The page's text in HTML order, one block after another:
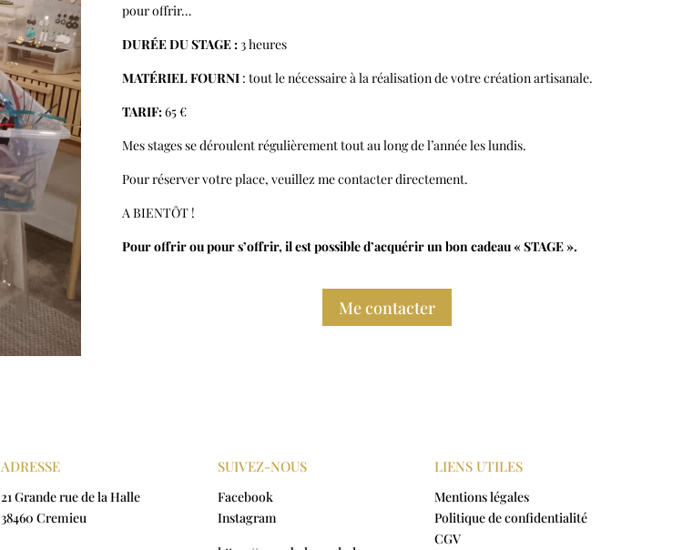
pouroffrir…
DURÉE DU STAGE :3 heures
MATÉRIEL FOURNI : tout le nécessaire à la réalisation de votre création artisanale.
TARIF:65 €
Mes stages se déroulent régulièrement tout au long de l’année les lundis.
Pour réserver votre place, veuillez me contacter directement.
A BIENTÔT !
Pour offrir ou pour s’offrir, il est possible d’acquérir un bon cadeau « STAGE ».
Me contacter
ADRESSE
21 Grande rue de la Halle
38460 Cremieu
SUIVEZ-NOUS
Facebook
Instagram
LIENS UTILES
Mentions légales
Politique de confidentialité
CGV